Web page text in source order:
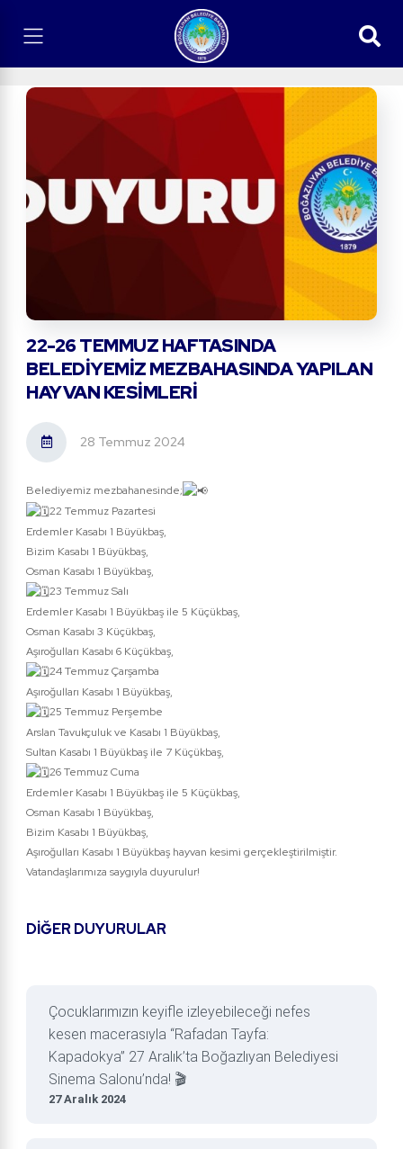
22-26 TEMMUZ HAFTASINDA
BELEDIYEMIZ MEZBAHASINDA YAPILAN
HAYVAN KESIMLERI
28 Temmuz 2024
Belediyemiz mezbahanesinde;
22 Temmuz Pazartesi
Erdemler Kasabı 1 Büyükbaş,
Bizim Kasabı 1 Büyükbaş,
Osman Kasabı 1 Büyükbaş,
23 Temmuz Salı
Erdemler Kasabı 1 Büyükbaş ile 5 Küçükbaş,
Osman Kasabı 3 Küçükbaş,
Aşıroğulları Kasabı 6 Küçükbaş,
24 Temmuz Çarşamba
Aşıroğulları Kasabı 1 Büyükbaş,
25 Temmuz Perşembe
Arslan Tavukçuluk ve Kasabı 1 Büyükbaş,
Sultan Kasabı 1 Büyükbaş ile 7 Küçükbaş,
26 Temmuz Cuma
Erdemler Kasabı 1 Büyükbaş ile 5 Küçükbaş,
Osman Kasabı 1 Büyükbaş,
Bizim Kasabı 1 Büyükbaş,
Aşıroğulları Kasabı 1 Büyükbaş hayvan kesimi gerçekleştirilmiştir.
Vatandaşlarımıza saygıyla duyurulur!
DİĞER DUYURULAR
Çocuklarımızın keyifle izleyebileceği nefes
kesen macerasıyla “Rafadan Tayfa:
Kapadokya” 27 Aralık’ta Boğazlıyan Belediyesi
Sinema Salonu’nda! 🎬
27 Aralık 2024